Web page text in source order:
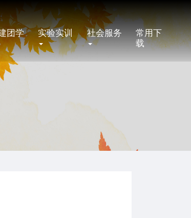
团学 实验实训 社会服务
常用下
载